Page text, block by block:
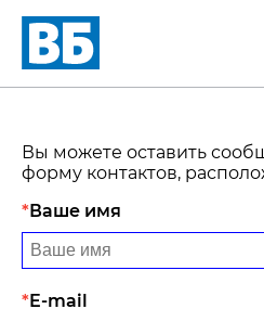
Вы можете оставить
форму контактов,
Ваше имя
E-mail